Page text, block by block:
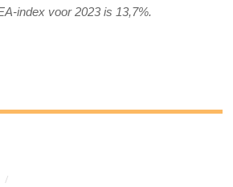
index voor 2023 is 13,7%.
/